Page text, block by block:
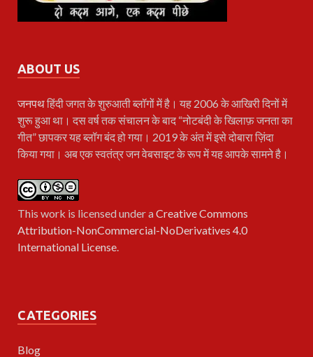
ABOUT US
जनपथहिंदी जगत के शुरुआती ब्लॉगों में है। यह 2006 के आखिरी दिनों में
शुरू हुआ था। दस वर्ष तक संचालन के बाद “नोटबंदी के खिलाफ़ जनता का
गीत” छापकर यह ब्लॉग बंद हो गया। 2019 के अंत में इसे दोबारा ज़िंदा
किया गया। अब एक स्वतंत्र जन वेबसाइट के रूप में यह आपके सामने है।
This work is licensed under aCreative Commons
Attribution-NonCommercial-NoDerivatives 4.0
International License.
CATEGORIES
Blog